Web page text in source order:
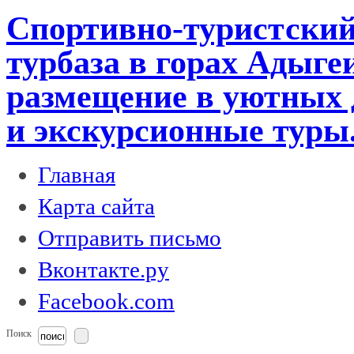
Спортивно-
турбаза в горах
размещение в уютных
и экскурсионные
Главная
Карта сайта
Отправить письмо
Вконтакте.ру
Facebook.com
Поиск